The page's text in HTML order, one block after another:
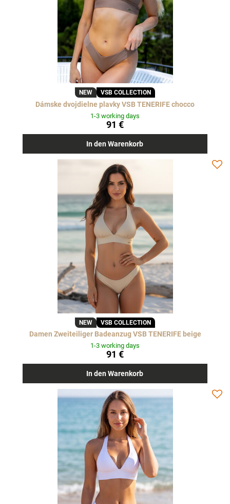
NEW VSB COLLECTION
Dámske dvojdielne plavky VSB TENERIFE chocco
1-3 working days
91 €
In den Warenkorb
NEW VSB COLLECTION
Damen Zweiteiliger Badeanzug VSB TENERIFE beige
1-3 working days
91 €
In den Warenkorb